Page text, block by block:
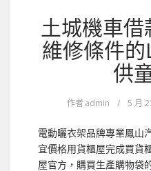
土城機車
維修條件的
供
作者admin / 5 月
電動曬衣架品牌專業鳳山
宜價格用貨櫃屋完成買貨
屋官方，購買生產購物袋